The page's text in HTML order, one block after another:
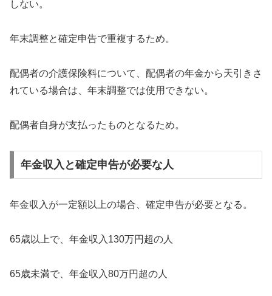
しない。
年末調整と確定申告で重複するため。
配偶者の介護保険料について、配偶者の年金から天引きさ
れている場合は、年末調整では使用できない。
配偶者自身が支払ったものとなるため。
年金収入と確定申告が必要な人
年金収入が一定額以上の場合、確定申告が必要となる。
65歳以上で、年金収入130万円超の人
65歳未満で、年金収入80万円超の人